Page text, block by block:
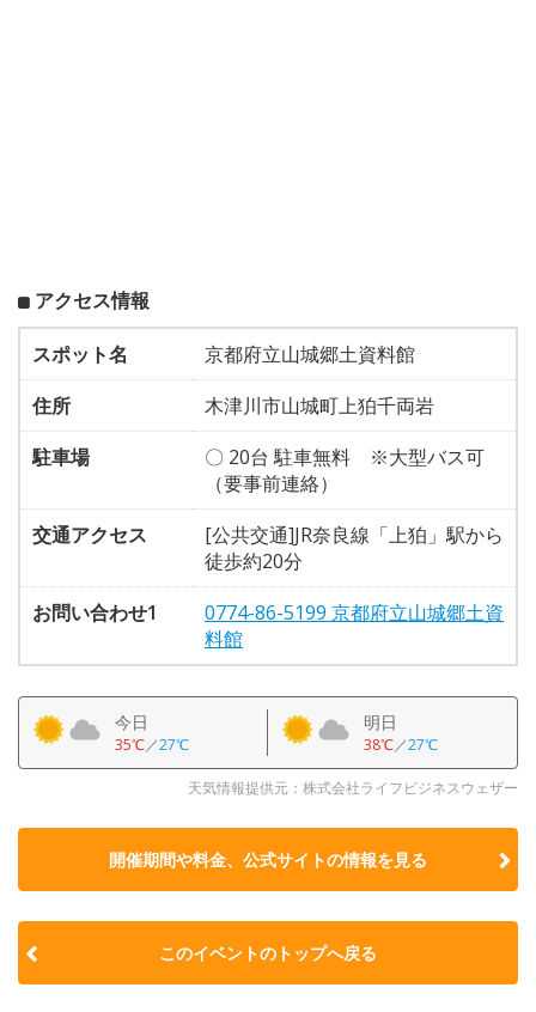
アクセス情報
スポット名
京都府立山城郷土資料館
住所
木津川市山城町上狛千両岩
駐車場
〇 20台 駐車無料 ※大型バス可
（要事前連絡）
交通アクセス
[公共交通]JR奈良線「上狛」駅から
徒歩約20分
お問い合わせ1
0774-86-5199 京都府立山城郷土資
料館
今日
35℃／27℃
明日
38℃／27℃
天気情報提供元：株式会社ライフビジネスウェザー
開催期間や料金、公式サイトの情報を見る
このイベントのトップへ戻る